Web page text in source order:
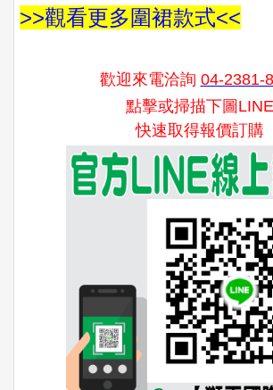
>>觀看更多圍裙款式<<
歡迎來電洽詢 04-2381-
點擊或掃描下圖LINE
快速取得報價訂購